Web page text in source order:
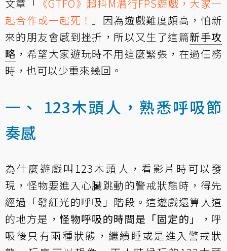
文章「 《GTFO》超抖M潛行FPS遊戲，大家一
起合作或一起死！ 」因為遊戲難度頗高，怕新
來的朋友會感到挫折，所以又生了這篇新手攻
略 ，希望大家遊玩時不用這麼緊張，在過任務
時，也可以少重來幾回。
一、 123木頭人，熟悉呼吸節
奏感
為什麼遊戲叫123木頭人，看影片時可以發
現，怪物要進入心臟跳動的警戒狀態時，得先
經過「發紅光的呼吸」階段。這遊戲還算人道
的地方是， 怪物呼吸的時間是「固定的」
，呼
吸後只有兩種狀態，繼續睡或是進入警戒狀